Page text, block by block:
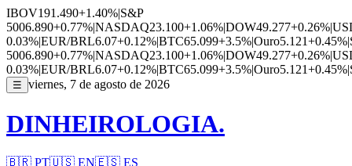
IBOV191.490+1.40%|S&P
5006.890+0.77%|NASDAQ23.100+1.06%|DOW49.277+0.26%|
0.03%|EUR/BRL6.07+0.12%|BTC65.099+3.5%|Ouro5.121+0.45%|
5006.890+0.77%|NASDAQ23.100+1.06%|DOW49.277+0.26%|
0.03%|EUR/BRL6.07+0.12%|BTC65.099+3.5%|Ouro5.121+0.45%|
☰ viernes, 7 de agosto de 2026
DINHEIROLOGIA.
🇧🇷 PT🇺🇸 EN🇪🇸 ES